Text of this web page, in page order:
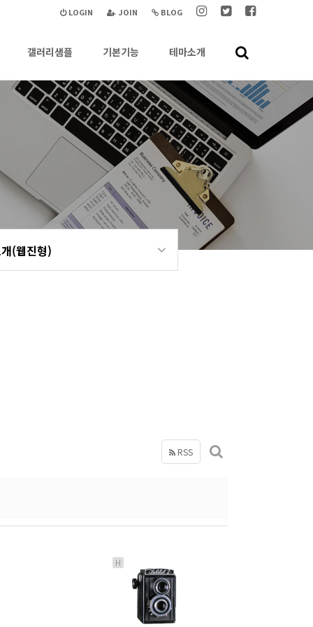
BLOG
JOIN
LOGIN
갤러리샘플 기본기능 테마소개
(웹진형)
RSS
H